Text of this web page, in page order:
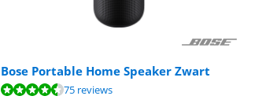
Bose Portable Home Speaker Zwart
Beoordeling is 8,7 van de 10, gebaseerd op 75 reviews.
75 reviews